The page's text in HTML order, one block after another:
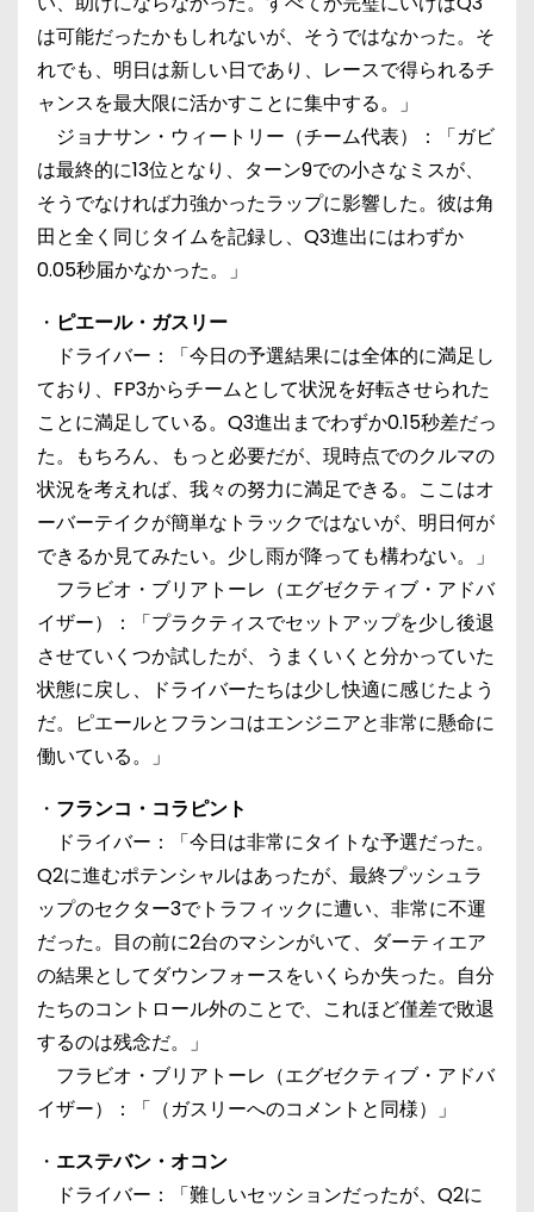
は可能だったかもしれないが、そうではなかった。そ
れでも、明日は新しい日であり、レースで得られるチ
ャンスを最大限に活かすことに集中する。」
ジョナサン・ウィートリー（チーム代表）：「ガビ
は最終的に13位となり、ターン9での小さなミスが、
そうでなければ力強かったラップに影響した。彼は角
田と全く同じタイムを記録し、Q3進出にはわずか
0.05秒届かなかった。」
・ ピエール・ガスリー
ドライバー：「今日の予選結果には全体的に満足し
ており、FP3からチームとして状況を好転させられた
ことに満足している。Q3進出までわずか0.15秒差だっ
た。もちろん、もっと必要だが、現時点でのクルマの
状況を考えれば、我々の努力に満足できる。ここはオ
ーバーテイクが簡単なトラックではないが、明日何が
できるか見てみたい。少し雨が降っても構わない。」
フラビオ・ブリアトーレ（エグゼクティブ・アドバ
イザー）：「プラクティスでセットアップを少し後退
させていくつか試したが、うまくいくと分かっていた
状態に戻し、ドライバーたちは少し快適に感じたよう
だ。ピエールとフランコはエンジニアと非常に懸命に
働いている。」
・ フランコ・コラピント
ドライバー：「今日は非常にタイトな予選だった。
Q2に進むポテンシャルはあったが、最終プッシュラ
ップのセクター3でトラフィックに遭い、非常に不運
だった。目の前に2台のマシンがいて、ダーティエア
の結果としてダウンフォースをいくらか失った。自分
たちのコントロール外のことで、これほど僅差で敗退
するのは残念だ。」
フラビオ・ブリアトーレ（エグゼクティブ・アドバ
イザー）：「（ガスリーへのコメントと同様）」
・ エステバン・オコン
ドライバー：「難しいセッションだったが、Q2に